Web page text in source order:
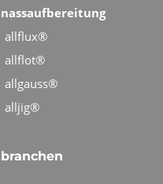
nassaufbereitung
allflux®
allflot®
allgauss®
alljig®
branchen